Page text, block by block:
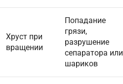
Хруст при
вращении
Попадание
грязи,
разрушение
сепаратора или
шариков